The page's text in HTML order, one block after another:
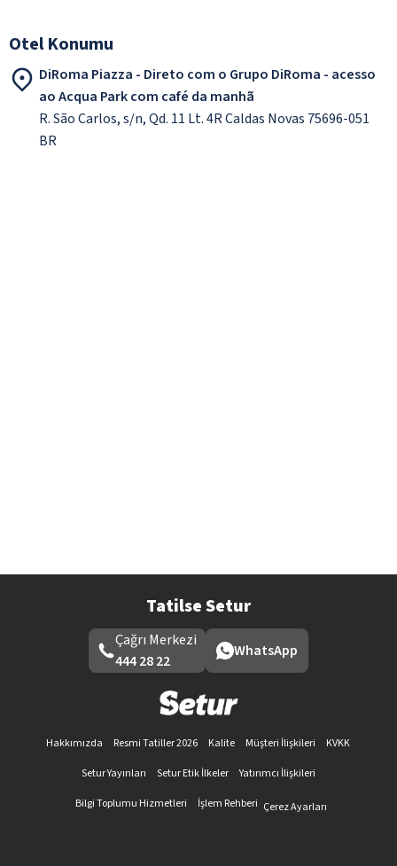
Otel Konumu
DiRoma Piazza - Direto com o Grupo DiRoma - acesso
ao Acqua Park com café da manhã
R. São Carlos, s/n, Qd. 11 Lt. 4R Caldas Novas 75696-051
BR
Tatilse Setur
Çağrı Merkezi
444 28 22
WhatsApp
Hakkımızda Resmi Tatiller 2026 Kalite Müşteri İlişkileri
KVKK
Setur Yayınları
Setur Etik İlkeler
Yatırımcı İlişkileri
Bilgi Toplumu Hizmetleri
İşlem Rehberi Çerez Ayarları